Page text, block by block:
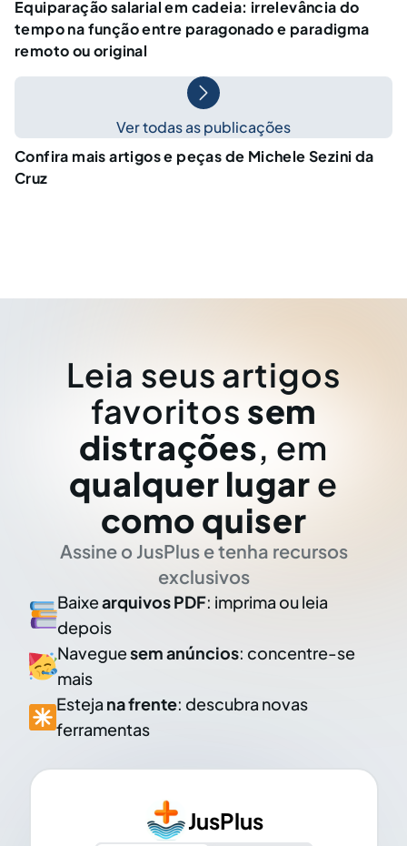
Equiparação salarial em cadeia: irrelevância do
tempo na função entre paragonado e paradigma
remoto ou original
Ver todas as publicações
Confira mais artigos e peças de Michele Sezini da
Cruz
Leia seus artigos
favoritos sem
distrações, em
qualquer lugar e
como quiser
Assine o JusPlus e tenha recursos
exclusivos
Baixearquivos PDF: imprima ou leia
depois
Naveguesem anúncios: concentre-se
mais
Esteja na frente: descubra novas
ferramentas
JusPlus